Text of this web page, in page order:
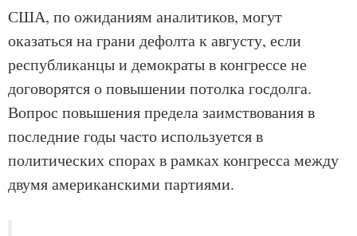
США, по ожиданиям аналитиков, могут
оказаться на грани дефолта к августу, если
республиканцы и демократы в конгрессе не
договорятся о повышении потолка госдолга.
Вопрос повышения предела заимствования в
последние годы часто используется в
политических спорах в рамках конгресса между
двумя американскими партиями.